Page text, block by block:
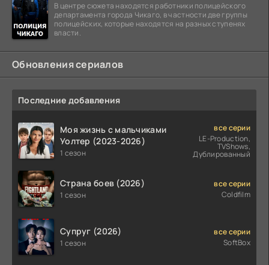
В центре сюжета находятся работники полицейского
департамента города Чикаго, в частности две группы
полицейских, которые находятся на разных ступенях
власти.
Обновления сериалов
Последние добавления
Моя жизнь с мальчиками
Уолтер (2023-2026)
1 сезон
все серии
LE-Production,
TVShows,
Дублированный
Страна боев (2026)
1 сезон
все серии
Coldfilm
Супруг (2026)
1 сезон
все серии
SoftBox